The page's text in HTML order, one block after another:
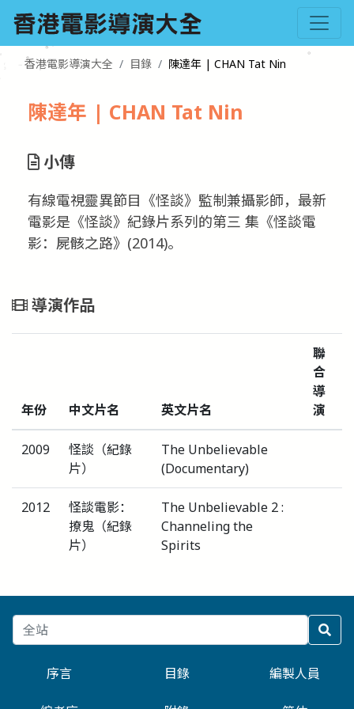
香港電影導演大全 目錄 陳達年 | CHAN Tat Nin
陳達年 | CHAN Tat Nin
小傳
有線電視靈異節目《怪談》監制兼攝影師，最新
電影是《怪談》紀錄片系列的第三 集《怪談電
影：屍骸之路》(2014)。
導演作品
年份 中文片名 英文片名
聯
合
導
演
2009
怪談（紀錄
片）
The Unbelievable
(Documentary)
2012
怪談電影：
撩鬼（紀錄
片）
The Unbelievable 2 :
Channeling the
Spirits
序言 目錄 編製人員